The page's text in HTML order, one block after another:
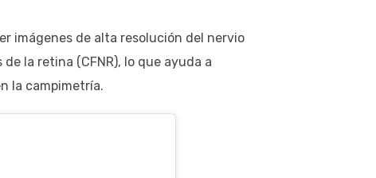
imágenes de alta resolución del nervio
la retina (CFNR), lo que ayuda a
la campimetría.